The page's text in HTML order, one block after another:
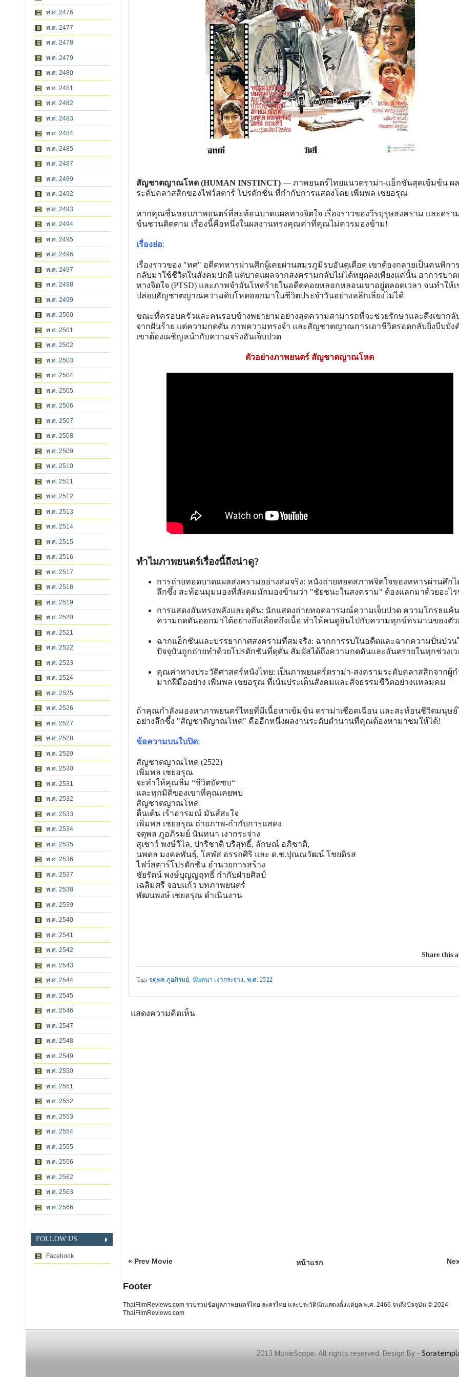
พ.ศ. 2476
พ.ศ. 2477
พ.ศ. 2478
พ.ศ. 2479
พ.ศ. 2480
พ.ศ. 2481
พ.ศ. 2482
พ.ศ. 2483
พ.ศ. 2484
พ.ศ. 2485
พ.ศ. 2487
พ.ศ. 2489
พ.ศ. 2492
พ.ศ. 2493
พ.ศ. 2494
พ.ศ. 2495
พ.ศ. 2496
พ.ศ. 2497
พ.ศ. 2498
พ.ศ. 2499
พ.ศ. 2500
พ.ศ. 2501
พ.ศ. 2502
พ.ศ. 2503
พ.ศ. 2504
พ.ศ. 2505
พ.ศ. 2506
พ.ศ. 2507
พ.ศ. 2508
พ.ศ. 2509
พ.ศ. 2510
พ.ศ. 2511
พ.ศ. 2512
พ.ศ. 2513
พ.ศ. 2514
พ.ศ. 2515
พ.ศ. 2516
พ.ศ. 2517
พ.ศ. 2518
พ.ศ. 2519
พ.ศ. 2520
พ.ศ. 2521
พ.ศ. 2522
พ.ศ. 2523
พ.ศ. 2524
พ.ศ. 2525
พ.ศ. 2526
พ.ศ. 2527
พ.ศ. 2528
พ.ศ. 2529
พ.ศ. 2530
พ.ศ. 2531
พ.ศ. 2532
พ.ศ. 2533
พ.ศ. 2534
พ.ศ. 2535
พ.ศ. 2536
พ.ศ. 2537
พ.ศ. 2538
พ.ศ. 2539
พ.ศ. 2540
พ.ศ. 2541
พ.ศ. 2542
พ.ศ. 2543
พ.ศ. 2544
พ.ศ. 2545
พ.ศ. 2546
พ.ศ. 2547
พ.ศ. 2548
พ.ศ. 2549
พ.ศ. 2550
พ.ศ. 2551
พ.ศ. 2552
พ.ศ. 2553
พ.ศ. 2554
พ.ศ. 2555
พ.ศ. 2556
พ.ศ. 2562
พ.ศ. 2563
พ.ศ. 2566
FOLLOW US
Facebook
สัญชาตญาณโหด (HUMAN INSTINCT) — ภาพยนตร์ไทยแนวดราม่า-แอ็กชันสุดเข้มข้น ผ
ระดับคลาสสิกของไฟว์สตาร์ โปรดักชั่น ที่กำกับการแสดงโดย เพิ่มพล เชยอรุณ
หากคุณชื่นชอบภาพยนตร์ที่สะท้อนบาดแผลทางจิตใจ เรื่องราวของวีรบุรุษสงคราม และดรา
ข้นชวนติดตาม เรื่องนี้คือหนึ่งในผลงานทรงคุณค่าที่คุณไม่ควรมองข้าม!
เรื่องย่อ:
เรื่องราวของ "ทศ" อดีตทหารผ่านศึกผู้เคยผ่านสมรภูมิรบอันดุเดือด เขาต้องกลายเป็นคนพิกา
กลับมาใช้ชีวิตในสังคมปกติ แต่บาดแผลจากสงครามกลับไม่ได้หยุดลงเพียงแค่นั้น อาการบาด
ทางจิตใจ (PTSD) และภาพจำอันโหดร้ายในอดีตคอยหลอกหลอนเขาอยู่ตลอดเวลา จนทำให้
ปล่อยสัญชาตญาณความดิบโหดออกมาในชีวิตประจำวันอย่างหลีกเลี่ยงไม่ได้
ขณะที่ครอบครัวและคนรอบข้างพยายามอย่างสุดความสามารถที่จะช่วยรักษาและดึงเขากลั
จากฝันร้าย แต่ความกดดัน ภาพความทรงจำ และสัญชาตญาณการเอาชีวิตรอดกลับยิ่งบีบบัง
เขาต้องเผชิญหน้ากับความจริงอันเจ็บปวด
ตัวอย่างภาพยนตร์ สัญชาตญาณโหด
ทำไมภาพยนตร์เรื่องนี้ถึงน่าดู?
การถ่ายทอดบาดแผลสงครามอย่างสมจริง: หนังถ่ายทอดสภาพจิตใจของทหารผ่านศึกไ
ลึกซึ้ง สะท้อนมุมมองที่สังคมมักมองข้ามว่า "ชัยชนะในสงคราม" ต้องแลกมาด้วยอะไร
การแสดงอันทรงพลังและดุดัน: นักแสดงถ่ายทอดอารมณ์ความเจ็บปวด ความโกรธแค้
ความกดดันออกมาได้อย่างถึงเลือดถึงเนื้อ ทำให้คนดูอินไปกับความทุกข์ทรมานของตั
ฉากแอ็กชันและบรรยากาศสงครามที่สมจริง: ฉากการรบในอดีตและฉากความปั่นป่วน
ปัจจุบันถูกถ่ายทำด้วยโปรดักชันที่ดุดัน สัมผัสได้ถึงความกดดันและอันตรายในทุกช่วงเว
คุณค่าทางประวัติศาสตร์หนังไทย: เป็นภาพยนตร์ดราม่า-สงครามระดับคลาสสิกจากผู้ก
มากฝีมืออย่าง เพิ่มพล เชยอรุณ ที่เน้นประเด็นสังคมและสัจธรรมชีวิตอย่างแหลมคม
ถ้าคุณกำลังมองหาภาพยนตร์ไทยที่มีเนื้อหาเข้มข้น ดราม่าเชือดเฉือน และสะท้อนชีวิตมนุษย์
อย่างลึกซึ้ง "สัญชาติญาณโหด" คืออีกหนึ่งผลงานระดับตำนานที่คุณต้องหามาชมให้ได้!
ข้อความบนใบปิด:
สัญชาตญาณโหด (2522)
เพิ่มพล เชยอรุณ
จะทำให้คุณลืม “ชีวิตบัดซบ“
และทุกมิติของเขาที่คุณเคยพบ
สัญชาตญาณโหด
ตื่นเต้น เร้าอารมณ์ มันส์สะใจ
เพิ่มพล เชยอรุณ ถ่ายภาพ-กำกับการแสดง
จตุพล ภูอภิรมย์ นันทนา เงากระจ่าง
สุเชาว์ พงษ์วิไล, ปาริชาติ บริสุทธิ์, ลักษณ์ อภิชาติ,
นพดล มงคลพันธุ์, โสฬส อรรถศิริ และ ด.ช.ปุณณวัฒน์ โชยดิรส
ไฟว์สตาร์โปรดักชั่น อำนวยการสร้าง
ชัยรัตน์ พงษ์บุญญฤทธิ์ กำกับฝ่ายศิลป์
เฉลิมศรี จอบแก้ว บทภาพยนตร์
พัฒนพงษ์ เชยอรุณ ดำเนินงาน
Share this
Tagsจตุพล ภูอภิรมย์, นันทนา เงากระจ่าง, พ.ศ. 2522
แสดงความคิดเห็น
« Prev Movie หน้าแรก
Footer
ThaiFilmReviews.com รวบรวมข้อมูลภาพยนตร์ไทย ละครไทย และประวัตินักแสดงตั้งแต่ยุค พ.ศ. 2466 จนถึงปัจจุบัน © 2024
ThaiFilmReviews.com
2013 MovieScope. All rights reserved. Design By -